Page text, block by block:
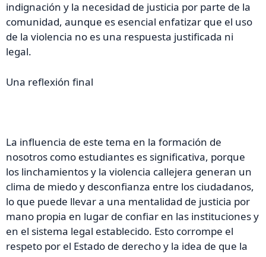
indignación y la necesidad de justicia por parte de la
comunidad, aunque es esencial enfatizar que el uso
de la violencia no es una respuesta justificada ni
legal.
Una reflexión final
La influencia de este tema en la formación de
nosotros como estudiantes es significativa, porque
los linchamientos y la violencia callejera generan un
clima de miedo y desconfianza entre los ciudadanos,
lo que puede llevar a una mentalidad de justicia por
mano propia en lugar de confiar en las instituciones y
en el sistema legal establecido. Esto corrompe el
respeto por el Estado de derecho y la idea de que la